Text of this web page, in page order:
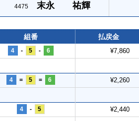
4475 末永 祐輝
組番 払戻金
4 - 5 - 6 ¥7,860
4 = 5 = 6 ¥2,260
4 - 5 ¥2,440